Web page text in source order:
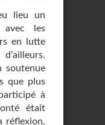
lieu un
avec les
en lutte
soutenue
que plus
à
était
réflexion,